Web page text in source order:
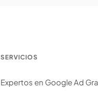
SERVICIOS
Expertos en Google Ad